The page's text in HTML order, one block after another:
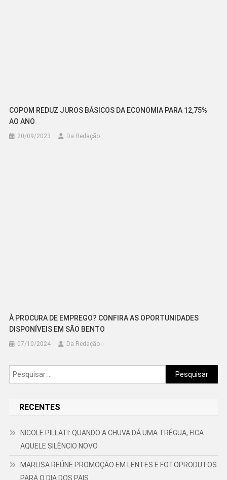
COPOM REDUZ JUROS BÁSICOS DA ECONOMIA PARA 12,75%
AO ANO
20/09/2023 Da Redação
À PROCURA DE EMPREGO? CONFIRA AS OPORTUNIDADES
DISPONÍVEIS EM SÃO BENTO
07/10/2024 Da Redação
Pesquisar
por:
RECENTES
NICOLE PILLATI: QUANDO A CHUVA DÁ UMA TRÉGUA, FICA
AQUELE SILÊNCIO NOVO
MARLISA REÚNE PROMOÇÃO EM LENTES E FOTOPRODUTOS
PARA O DIA DOS PAIS